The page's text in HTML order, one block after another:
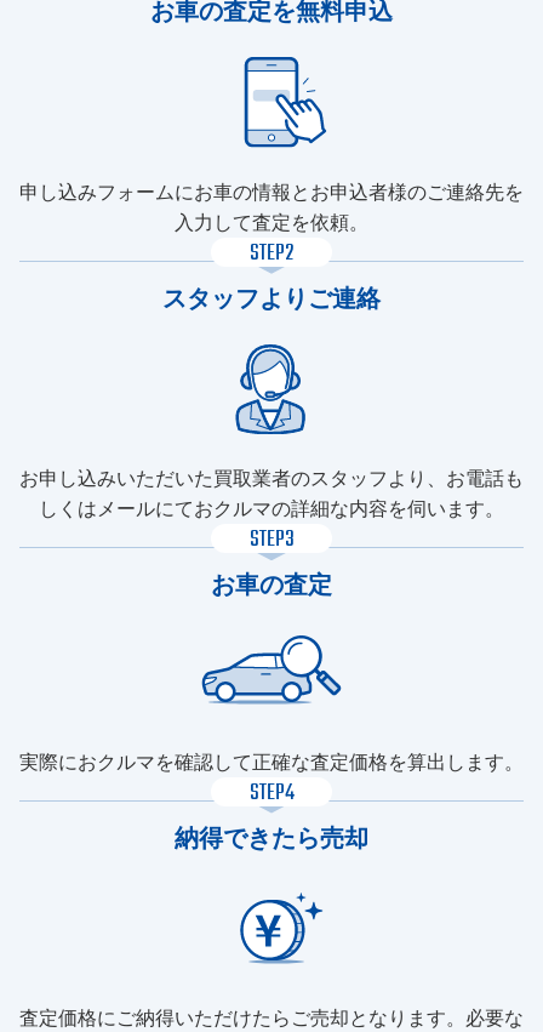
お車の査定を無料申込
申し込みフォームにお車の情報とお申込者様のご連絡先を
入力して査定を依頼。
STEP2
スタッフよりご連絡
お申し込みいただいた買取業者のスタッフより、お電話も
しくはメールにておクルマの詳細な内容を伺います。
STEP3
お車の査定
実際におクルマを確認して正確な査定価格を算出します。
STEP4
納得できたら売却
査定価格にご納得いただけたらご売却となります。必要な